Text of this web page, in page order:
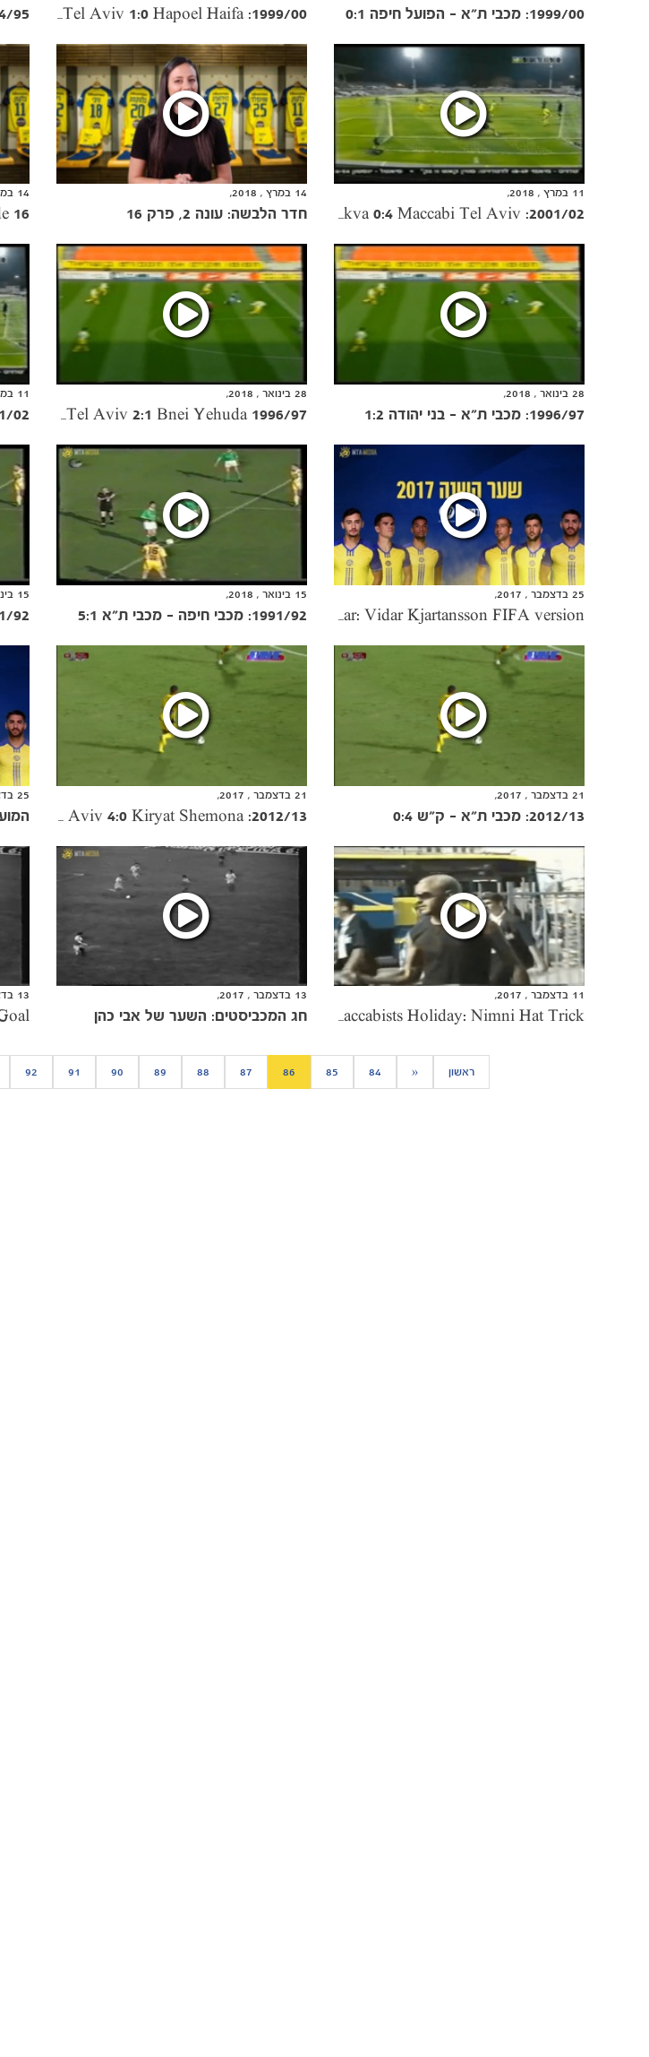
1994/95: הפועל 1999/00: מכבי ת"א - הפועל חיפה 0:1
14 במרץ , 2018,
14 במרץ , 2018,
חדר הלבשה: עונה 2, פרק 16
11 במרץ , 2018,
2001/02: Maccabi Petah Tikva 0:4 Maccabi Tel Aviv
11 במרץ , 2018,
2001/02: מכבי
28 בינואר , 2018,
1996/97 Season: Maccabi Tel Aviv 2:1 Bnei Yehuda
28 בינואר , 2018,
1996/97: מכבי ת"א - בני יהודה 1:2
15 בינואר , 2018,
15 בינואר , 2018,
1991/92: מכבי חיפה - מכבי ת"א 5:1
25 בדצמבר , 2017,
Goal of the Year: Vidar Kjartansson FIFA version
25 בדצמבר , 2017,
21 בדצמבר , 2017,
21 בדצמבר , 2017,
2012/13: מכבי ת"א - ק"ש 0:4
13 בדצמבר , 2017,
13 בדצמבר , 2017,
חג המכביסטים: השער של אבי כהן
11 בדצמבר , 2017,
Maccabists Holiday: Nimni Hat Trick
ראשון «
84
85
86
87
88
89
90
91
92